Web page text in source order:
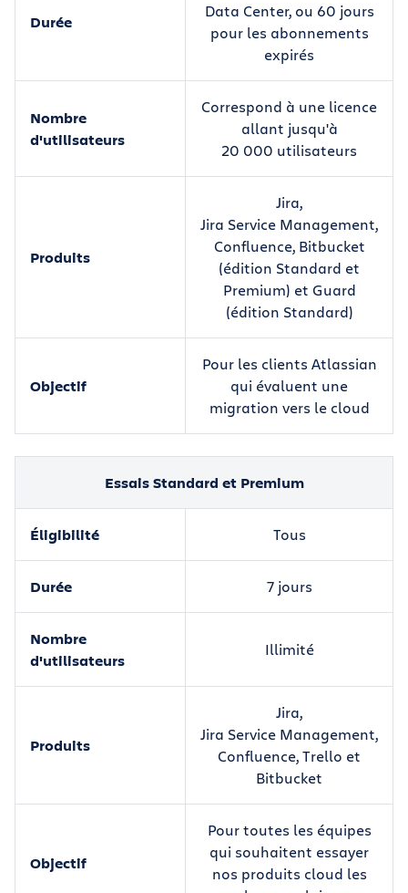
Durée
Data Center, ou 60 jours
pour les abonnements
expirés
Nombre
d'utilisateurs
Correspond à une licence
allant jusqu'à
20 000 utilisateurs
Produits
Jira,
Jira Service Management,
Confluence, Bitbucket
(édition Standard et
Premium) et Guard
(édition Standard)
Objectif
Pour les clients Atlassian
qui évaluent une
migration vers le cloud
Essais Standard et Premium
Éligibilité Tous
Durée 7 jours
Nombre
d'utilisateurs
Illimité
Produits
Jira,
Jira Service Management,
Confluence, Trello et
Bitbucket
Objectif
Pour toutes les équipes
qui souhaitent essayer
nos produits cloud les